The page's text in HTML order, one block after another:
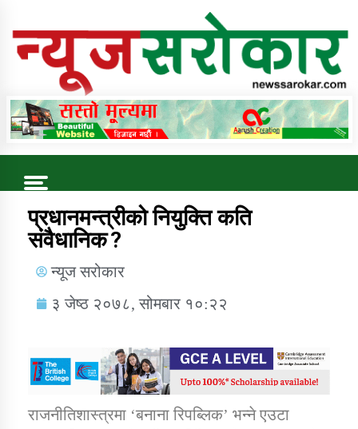
Online News Portal
Trending Now
कुषि बिकास कार्यालय जुम्ला सुचना सन्देश
डिभिजन कार्यालय जुम्लाको सुचना सन्देश
प्रधानमन्त्रीको नियुक्ति कति
संवैधानिक ?
न्यूज सरोकार
३ जेष्ठ २०७८, सोमबार १०:२२
राजनीतिशास्त्रमा ‘बनाना रिपब्लिक’ भन्ने एउटा